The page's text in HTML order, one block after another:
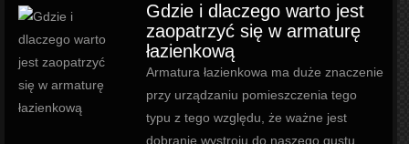
Gdzie i dlaczego warto jest
zaopatrzyć się w armaturę
łazienkową
Armatura łazienkowa ma duże znaczenie
przy urządzaniu pomieszczenia tego
typu z tego względu, że ważne jest
dobranie wystroju do naszego gustu